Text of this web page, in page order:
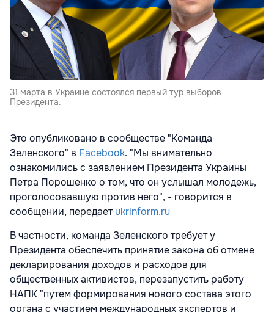
31 марта в Украине состоялся первый тур выборов
Президента.
Это опубликовано в сообществе "Команда
Зеленского" в Facebook. "Мы внимательно
ознакомились с заявлением Президента Украины
Петра Порошенко о том, что он услышал молодежь,
проголосовавшую против него", - говорится в
сообщении, передаетukrinform.ru
В частности, команда Зеленского требует у
Президента обеспечить принятие закона об отмене
декларирования доходов и расходов для
общественных активистов, перезапустить работу
НАПК "путем формирования нового состава этого
органа с участием международных экспертов и